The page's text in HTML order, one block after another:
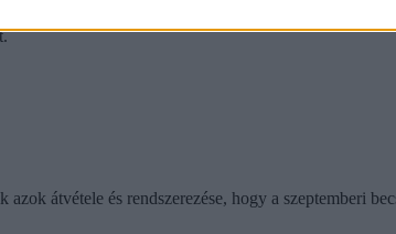
az iskolaérettségről, és az oviKRÉTA is
átvétele és rendszerezése, hogy a szeptemberi